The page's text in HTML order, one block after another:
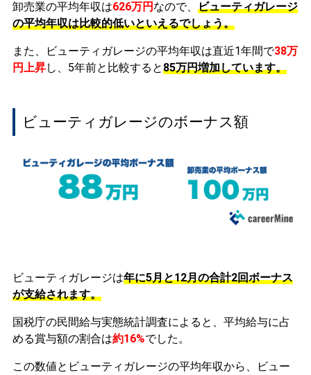
卸売業の平均年収は626万円 なので、 ビューティガレージ
の平均年収は比較的低いといえるでしょう。
また、ビューティガレージの平均年収は直近1年間で38万
円上昇し、5年前と比較すると85万円増加しています。
ビューティガレージのボーナス額
ビューティガレージは年に5月と12月の合計2回ボーナス
が支給されます。
国税庁の民間給与実態統計調査によると、平均給与に占
める賞与額の割合は約16%でした。
この数値とビューティガレージの平均年収から、ビュー